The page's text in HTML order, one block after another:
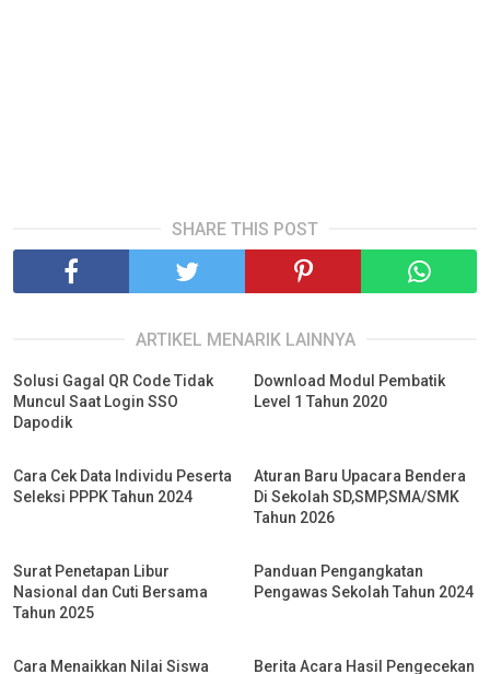
SHARE THIS POST
ARTIKEL MENARIK LAINNYA
Solusi Gagal QR Code Tidak
Muncul Saat Login SSO
Dapodik
Download Modul Pembatik
Level 1 Tahun 2020
Cara Cek Data Individu Peserta
Seleksi PPPK Tahun 2024
Aturan Baru Upacara Bendera
Di Sekolah SD,SMP,SMA/SMK
Tahun 2026
Surat Penetapan Libur
Nasional dan Cuti Bersama
Tahun 2025
Panduan Pengangkatan
Pengawas Sekolah Tahun 2024
Cara Menaikkan Nilai Siswa
Berita Acara Hasil Pengecekan